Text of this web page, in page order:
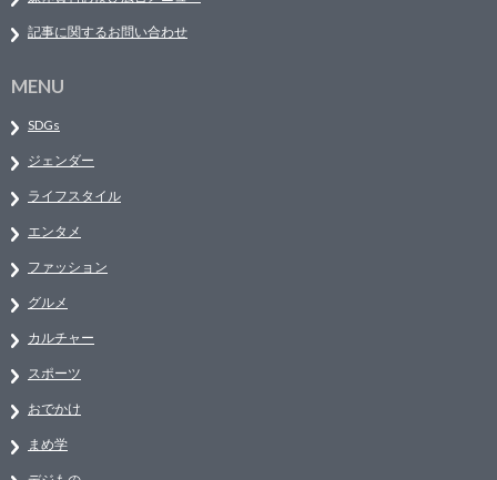
記事に関するお問い合わせ
MENU
SDGs
ジェンダー
ライフスタイル
エンタメ
ファッション
グルメ
カルチャー
スポーツ
おでかけ
まめ学